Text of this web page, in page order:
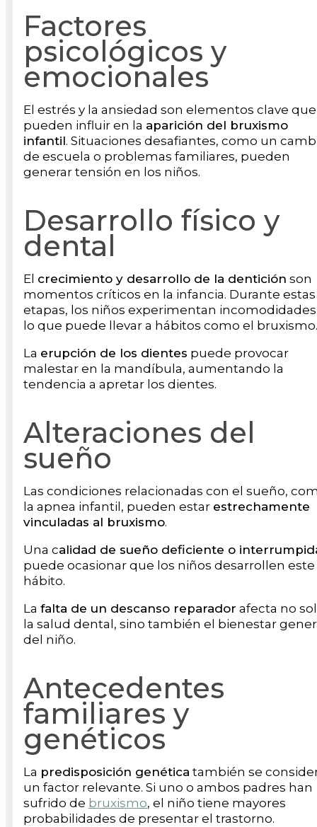
Factores
psicológicos y
emocionales
El estrés y la ansiedad son elementos clave que
pueden influir en la aparición del bruxismo
infantil. Situaciones desafiantes, como un
de escuela o problemas familiares, pueden
generar tensión en los niños.
Desarrollo físico y
dental
El crecimiento y desarrollo de la dentición son
momentos críticos en la infancia. Durante estas
etapas, los niños experimentan
lo que puede llevar a hábitos como el
La erupción de los dientes puede provocar
malestar en la mandíbula, aumentando la
tendencia a apretar los dientes.
Alteraciones del
sueño
Las condiciones relacionadas con el sueño,
la apnea infantil, pueden estar estrechamente
vinculadas al bruxismo.
Una calidad de sueño deficiente o
puede ocasionar que los niños desarrollen este
hábito.
La falta de un descanso reparador afecta no
la salud dental, sino también el bienestar
del niño.
Antecedentes
familiares y
genéticos
La predisposición genética también se
un factor relevante. Si uno o ambos padres han
sufrido de bruxismo, el niño tiene mayores
probabilidades de presentar el trastorno.